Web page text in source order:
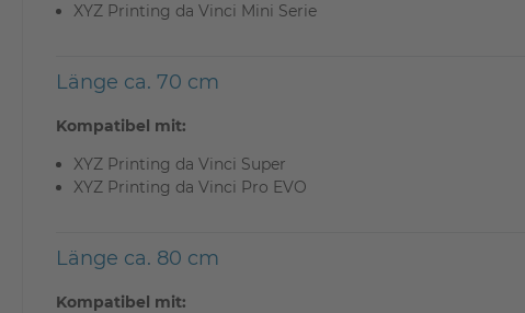
XYZ Printing da Vinci Mini Serie
Länge ca. 70 cm
Kompatibel mit:
XYZ Printing da Vinci Super
XYZ Printing da Vinci Pro EVO
Länge ca. 80 cm
Kompatibel mit: